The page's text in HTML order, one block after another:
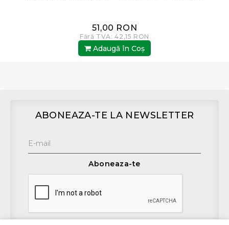
51,00 RON
Fără TVA: 42,15 RON
Adaugă în Coş
ABONEAZA-TE LA NEWSLETTER
Aboneaza-te